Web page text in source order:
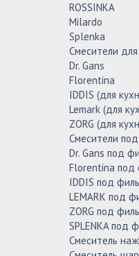
ROSSINKA
Milardo
Splenka
Смесители
Dr. Gans
Florentina
IDDIS (для
Lemark (для
ZORG (для
Смесители
Dr. Gans под
Florentina под
IDDIS под
LEMARK под
ZORG под
SPLENKA под
Смеситель